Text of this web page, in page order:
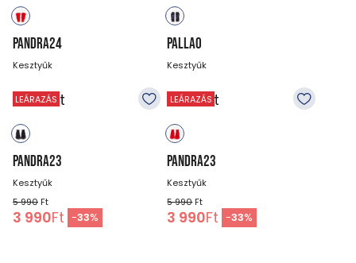
PANDRA24
Kesztyűk
5 990Ft
PALLAO
Kesztyűk
5 990Ft
LEÁRAZÁS
PANDRA23
Kesztyűk
5 990 Ft
3 990Ft -33%
LEÁRAZÁS
PANDRA23
Kesztyűk
5 990Ft
3 990Ft -33%